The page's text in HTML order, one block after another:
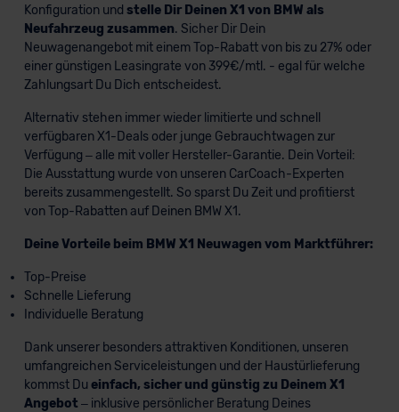
Konfiguration und stelle Dir Deinen X1 von BMW als
Neufahrzeug zusammen. Sicher Dir Dein
Neuwagenangebot mit einem Top-Rabatt von bis zu 27% oder
einer günstigen Leasingrate von 399€/mtl. - egal für welche
Zahlungsart Du Dich entscheidest.
Alternativ stehen immer wieder limitierte und schnell
verfügbaren X1-Deals oder junge Gebrauchtwagen zur
Verfügung – alle mit voller Hersteller-Garantie. Dein Vorteil:
Die Ausstattung wurde von unseren CarCoach-Experten
bereits zusammengestellt. So sparst Du Zeit und profitierst
von Top-Rabatten auf Deinen BMW X1.
Deine Vorteile beim BMW X1 Neuwagen vom Marktführer:
Top-Preise
Schnelle Lieferung
Individuelle Beratung
Dank unserer besonders attraktiven Konditionen, unseren
umfangreichen Serviceleistungen und der Haustürlieferung
kommst Du einfach, sicher und günstig zu Deinem X1
Angebot – inklusive persönlicher Beratung Deines